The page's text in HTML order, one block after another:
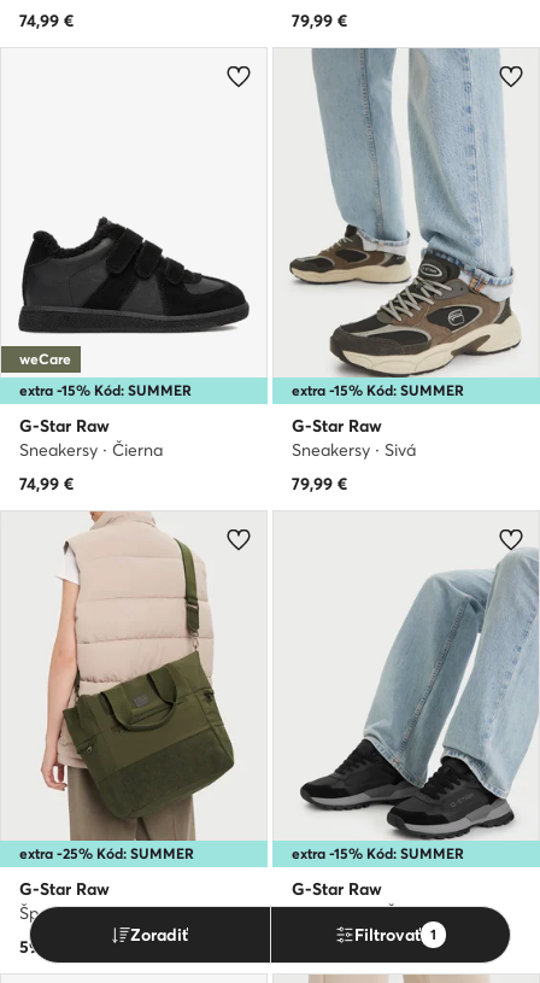
74,99 €
79,99 €
extra -15% Kód: SUMMER
weCare
G-Star Raw
Sneakersy · Čierna
74,99 €
extra -15% Kód: SUMMER
G-Star Raw
Sneakersy · Sivá
79,99 €
extra -25% Kód: SUMMER
G-Star Raw
Športová taška · Kaki
59,99
extra -15% Kód: SUMMER
G-Star Raw
Sneakersy · Čierna
€
Zoradiť Filtrovať 1